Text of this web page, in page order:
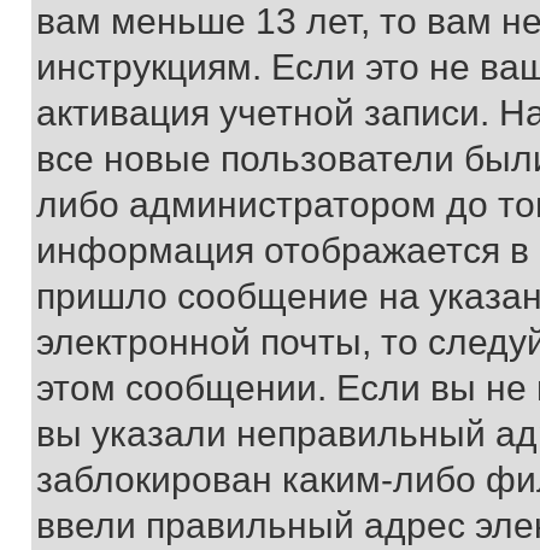
вам меньше 13 лет, то вам
инструкциям. Если это не
активация учетной записи.
все новые пользователи
либо администратором до
информация отображается
пришло сообщение на
электронной почты, то
этом сообщении. Если вы
вы указали неправильный
заблокирован каким-либо
ввели правильный адрес